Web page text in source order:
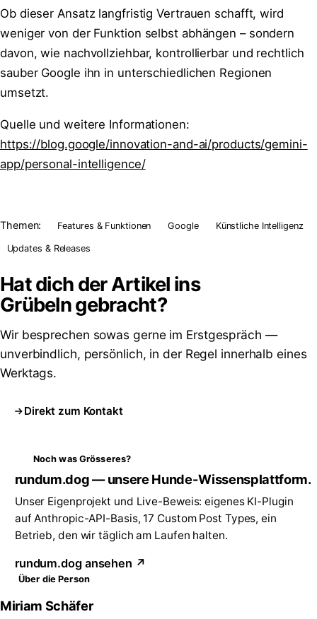
Ob dieser Ansatz langfristig Vertrauen schafft, wird
weniger von der Funktion selbst abhängen – sondern
davon, wie nachvollziehbar, kontrollierbar und rechtlich
sauber Google ihn in unterschiedlichen Regionen
umsetzt.
Quelle und weitere Informationen:
https://blog.google/innovation-and-ai/products/gemini-
app/personal-intelligence/
Themen: Features & Funktionen Google Künstliche Intelligenz
Updates & Releases
Hat dich der Artikel ins
Grübelngebracht?
Wir besprechen sowas gerne im Erstgespräch —
unverbindlich, persönlich, in der Regel innerhalb eines
Werktags.
Direkt zum Kontakt
Noch was Grösseres?
rundum.dog — unsere Hunde-Wissensplattform.
Unser Eigenprojekt und Live-Beweis: eigenes KI-Plugin
auf Anthropic-API-Basis, 17 Custom Post Types, ein
Betrieb, den wir täglich am Laufen halten.
rundum.dog ansehen ↗
Über die Person
Miriam Schäfer